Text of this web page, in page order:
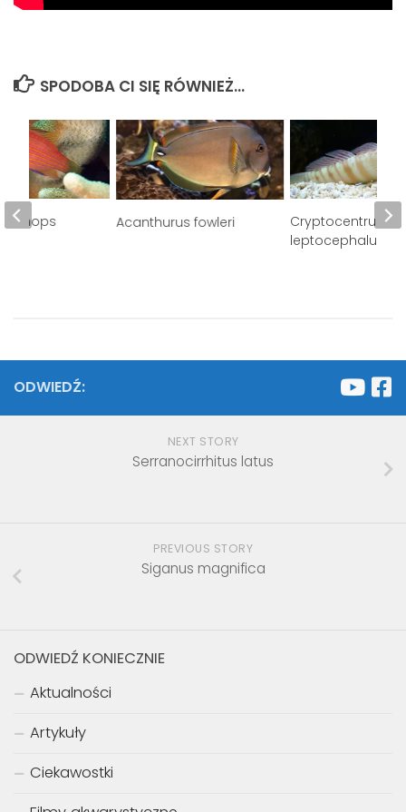
SPODOBA CI SIĘ RÓWNIEŻ...
Acanthurus fowleri
Cryptocentrus
leptocephalus
ODWIEDŹ:
NEXT STORY
Serranocirrhitus latus
PREVIOUS STORY
Siganus magnifica
ODWIEDŹ KONIECZNIE
Aktualności
Artykuły
Ciekawostki